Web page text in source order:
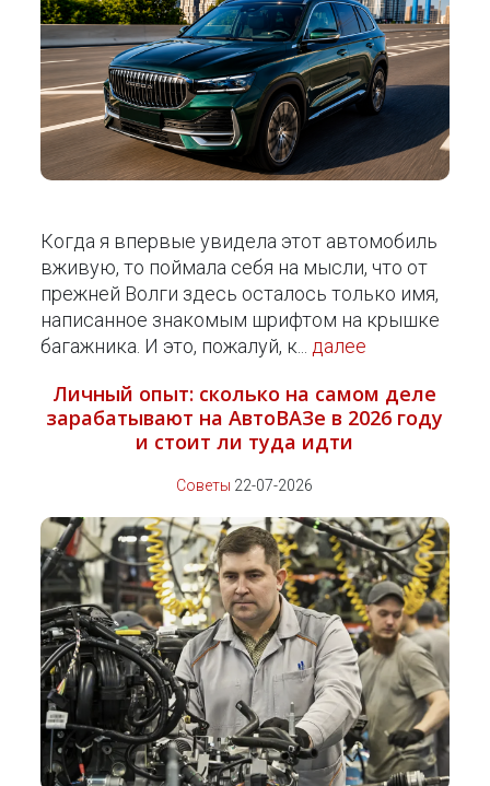
Когда я впервые увидела этот автомобиль
вживую, то поймала себя на мысли, что от
прежней Волги здесь осталось только имя,
написанное знакомым шрифтом на крышке
багажника. И это, пожалуй, к...далее
Личный опыт: сколько на самом деле
зарабатывают на АвтоВАЗе в 2026 году
и стоит ли туда идти
Советы 22-07-2026